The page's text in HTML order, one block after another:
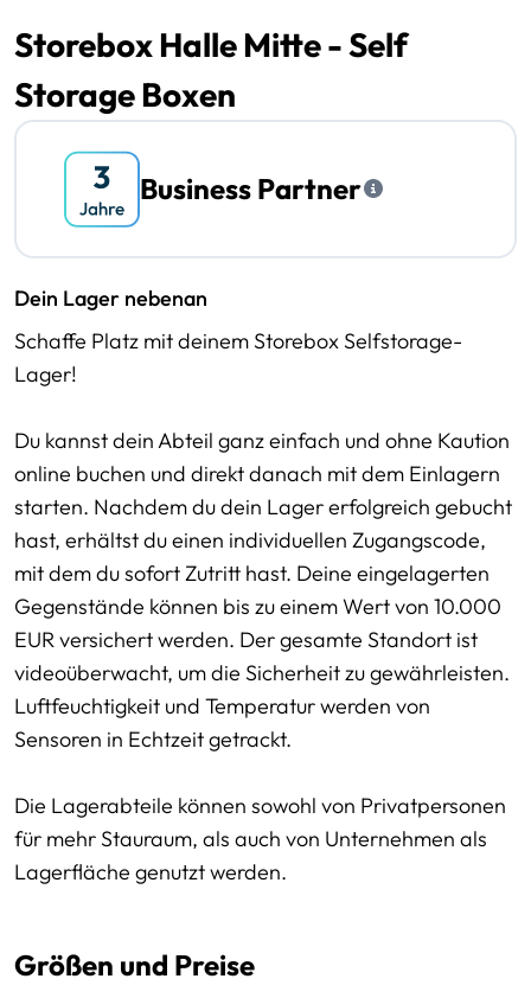
Storebox Halle Mitte - Self
Storage Boxen
Business Partner
Dein Lager nebenan
Schaffe Platz mit deinem Storebox Selfstorage-
Lager!
Du kannst dein Abteil ganz einfach und ohne Kaution
online buchen und direkt danach mit dem Einlagern
starten. Nachdem du dein Lager erfolgreich gebucht
hast, erhältst du einen individuellen Zugangscode,
mit dem du sofort Zutritt hast. Deine eingelagerten
Gegenstände können bis zu einem Wert von 10.000
EUR versichert werden. Der gesamte Standort ist
videoüberwacht, um die Sicherheit zu gewährleisten.
Luftfeuchtigkeit und Temperatur werden von
Sensoren in Echtzeit getrackt.
Die Lagerabteile können sowohl von Privatpersonen
für mehr Stauraum, als auch von Unternehmen als
Lagerfläche genutzt werden.
Größen und Preise